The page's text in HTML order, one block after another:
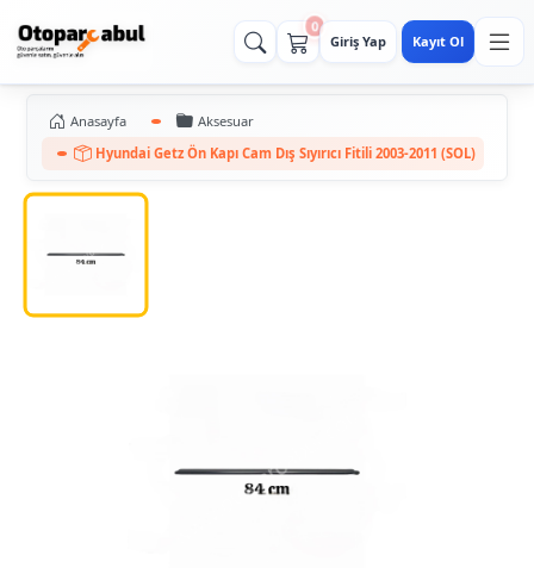
0
Giriş Yap Kayıt Ol
Anasayfa
Aksesuar
Hyundai Getz Ön Kapı Cam Dış Sıyırıcı Fitili 2003-2011 (SOL)